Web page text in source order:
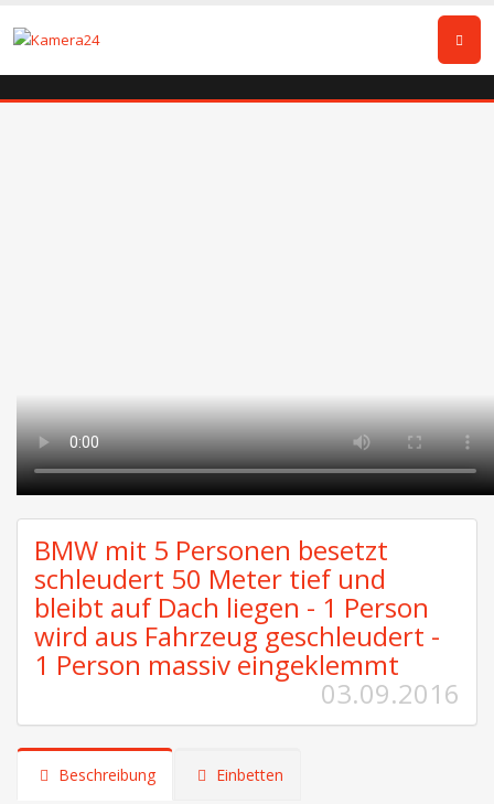
BMW mit 5 Personen besetzt
schleudert 50 Meter tief und
bleibt auf Dach liegen - 1 Person
wird aus Fahrzeug geschleudert -
1 Person massiv eingeklemmt
03.09.2016
Beschreibung Einbetten